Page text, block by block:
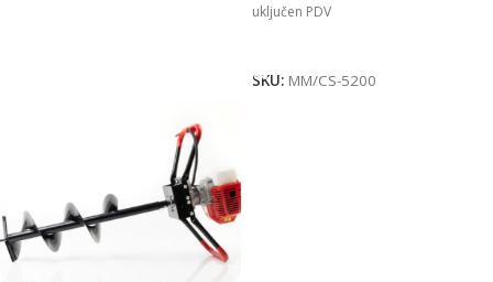
uključen PDV
SKU: MM/CS-5200